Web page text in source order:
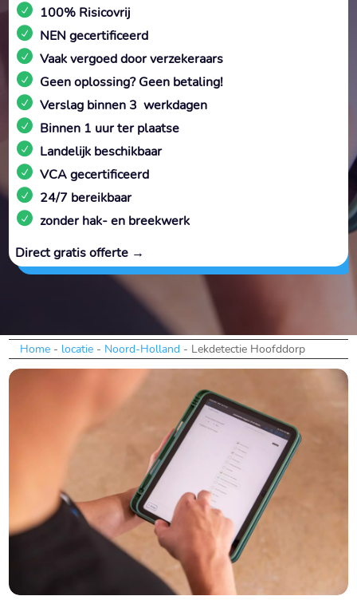
100% Risicovrij
NEN gecertificeerd
Vaak vergoed door verzekeraars
Geen oplossing? Geen betaling!
Verslag binnen 3 werkdagen
Binnen 1 uur ter plaatse
Landelijk beschikbaar
VCA gecertificeerd
24/7 bereikbaar
zonder hak- en breekwerk
Direct gratis offerte →
Home - locatie - Noord-Holland - Lekdetectie Hoofddorp